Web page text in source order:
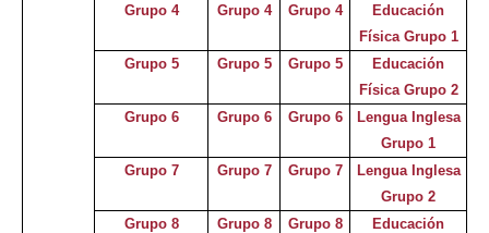
Grupo 4
Grupo 4 Grupo 4
Educación
Física Grupo 1
Grupo 5
Grupo 5 Grupo 5
Educación
Física Grupo 2
Grupo 6
Grupo 6 Grupo 6
Lengua Inglesa
Grupo 1
Grupo 7
Grupo 7 Grupo 7
Lengua Inglesa
Grupo 2
Grupo 8
Grupo 8 Grupo 8
Educación